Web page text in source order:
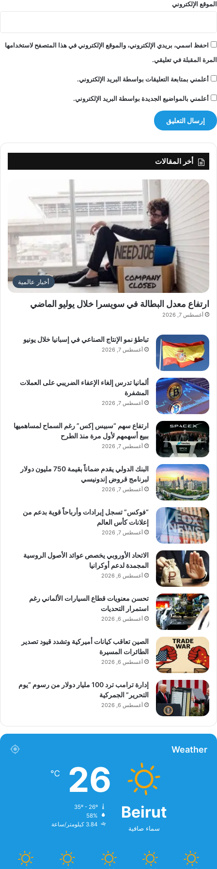
ق
ن
و
ا
ا
ي
ج
ا
ت
الموقع الإلكتروني
احفظ اسمي، بريدي الإلكتروني، والموقع الإلكتروني في هذا المتصفح لاستخدامها
المرة المقبلة في تعليقي.
أعلمني بمتابعة التعليقات بواسطة البريد الإلكتروني.
أعلمني بالمواضيع الجديدة بواسطة البريد الإلكتروني.
أخر المقالات
أخبار عالمية
ارتفاع معدل البطالة في سويسرا خلال يوليو الماضي
أغسطس 7, 2026
تباطؤ نمو الإنتاج الصناعي في إسبانيا خلال يونيو
أغسطس 7, 2026
ألمانيا تدرس إلغاء الإعفاء الضريبي على العملات
المشفرة
أغسطس 7, 2026
ارتفاع سهم “سبيس إكس” رغم السماح لمساهميها
ببيع أسهمهم لأول مرة منذ الطرح
أغسطس 7, 2026
البنك الدولي يقدم ضماناً بقيمة 750 مليون دولار
لبرنامج قروض إندونيسي
أغسطس 7, 2026
“فوكس” تسجل إيرادات وأرباحاً قوية بدعم من
إعلانات كأس العالم
أغسطس 7, 2026
الاتحاد الأوروبي يخصص عوائد الأصول الروسية
المجمدة لدعم أوكرانيا
أغسطس 6, 2026
تحسن معنويات قطاع السيارات الألماني رغم
استمرار التحديات
أغسطس 6, 2026
الصين تعاقب كيانات أميركية وتشدد قيود تصدير
الطائرات المسيرة
أغسطس 6, 2026
إدارة ترامب ترد 100 مليار دولار من رسوم “يوم
التحرير” الجمركية
أغسطس 6, 2026
Weather
Beirut
سماء صافية
26
℃
58%
3.84 كيلومتر/ساعة